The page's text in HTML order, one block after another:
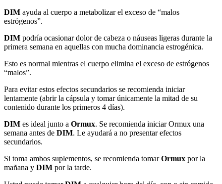
DIM ayuda al cuerpo a metabolizar el exceso de “malos
estrógenos”.
DIM podría ocasionar dolor de cabeza o náuseas ligeras durante la
primera semana en aquellas con mucha dominancia estrogénica.
Esto es normal mientras el cuerpo elimina el exceso de estrógenos
“malos”.
Para evitar estos efectos secundarios se recomienda iniciar
lentamente (abrir la cápsula y tomar únicamente la mitad de su
contenido durante los primeros 4 días).
DIM es ideal junto a Ormux. Se recomienda iniciar Ormux una
semana antes de DIM. Le ayudará a no presentar efectos
secundarios.
Si toma ambos suplementos, se recomienda tomarOrmux por la
mañana y DIM por la tarde.